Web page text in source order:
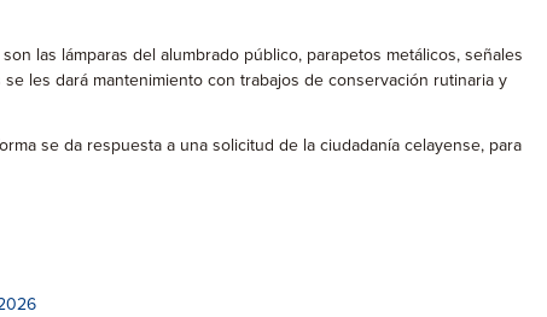
las lámparas del alumbrado público, parapetos metálicos, señales
les dará mantenimiento con trabajos de conservación rutinaria y
se da respuesta a una solicitud de la ciudadanía celayense, para